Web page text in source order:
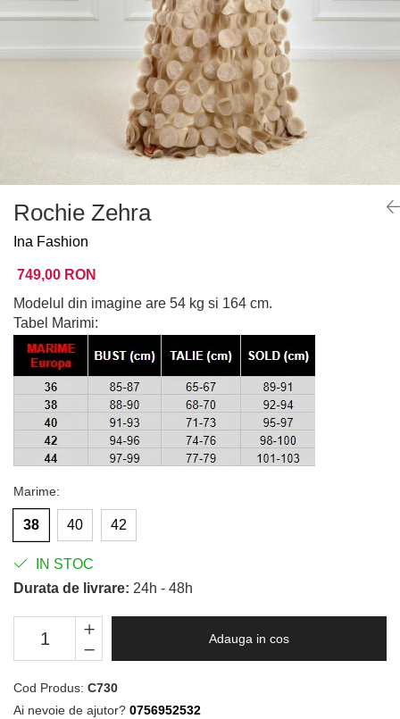
Rochie Zehra
Ina Fashion
749,00 RON
Modelul din imagine are 54 kg si 164 cm.
Tabel Marimi:
Marime:
38 40 42
IN STOC
Durata de livrare: 24h - 48h
Adauga in cos
Cod Produs: C730
Ai nevoie de ajutor? 0756952532